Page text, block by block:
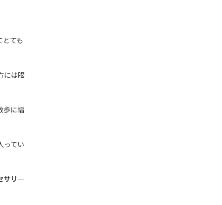
とても
には眼
歩に幅
ってい
サリー